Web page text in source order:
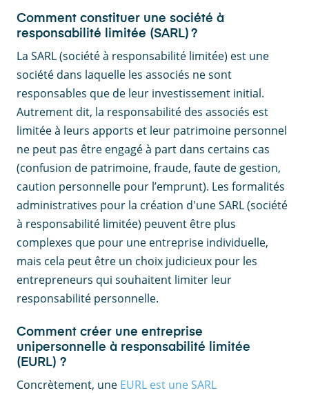
Comment constituer une société à
responsabilité limitée (SARL) ?
La SARL (société à responsabilité limitée) est une
société dans laquelle les associés ne sont
responsables que de leur investissement initial.
Autrement dit, la responsabilité des associés est
limitée à leurs apports et leur patrimoine personnel
ne peut pas être engagé à part dans certains cas
(confusion de patrimoine, fraude, faute de gestion,
caution personnelle pour l’emprunt). Les formalités
administratives pour la création d'une SARL (société
à responsabilité limitée) peuvent être plus
complexes que pour une entreprise individuelle,
mais cela peut être un choix judicieux pour les
entrepreneurs qui souhaitent limiter leur
responsabilité personnelle.
Comment créer une entreprise
unipersonnelle à responsabilité limitée
(EURL) ?
Concrètement, une EURL est une SARL